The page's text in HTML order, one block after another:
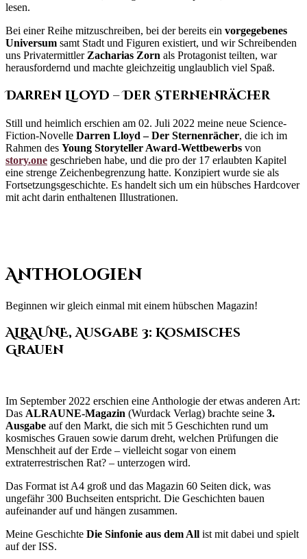
lesen.
Bei einer Reihe mitzuschreiben, bei der bereits ein vorgegebenes
Universum samt Stadt und Figuren existiert, und wir Schreibenden
uns PrivatermittlerZacharias Zorn als Protagonist teilten, war
herausfordernd und machte gleichzeitig unglaublich viel Spaß.
Darren Lloyd – Der Sternenrächer
Still und heimlich erschien am 02. Juli 2022 meine neue Science-
Fiction-Novelle Darren Lloyd – Der Sternenrächer, die ich im
Rahmen des Young Storyteller Award-Wettbewerbs von
story.one geschrieben habe, und die pro der 17 erlaubten Kapitel
eine strenge Zeichenbegrenzung hatte. Konzipiert wurde sie als
Fortsetzungsgeschichte. Es handelt sich um ein hübsches Hardcover
mit acht darin enthaltenen Illustrationen.
Anthologien
Beginnen wir gleich einmal mit einem hübschen Magazin!
ALRAUNE, Ausgabe 3: Kosmisches
Grauen
Im September 2022 erschien eine Anthologie der etwas anderen Art:
Das ALRAUNE-Magazin (Wurdack Verlag) brachte seine 3.
Ausgabe auf den Markt, die sich mit 5 Geschichten rund um
kosmisches Grauen sowie darum dreht, welchen Prüfungen die
Menschheit auf der Erde – vielleicht sogar von einem
extraterrestrischen Rat? – unterzogen wird.
Das Format ist A4 groß und das Magazin 60 Seiten dick, was
ungefähr 300 Buchseiten entspricht. Die Geschichten bauen
aufeinander auf und hängen zusammen.
Meine Geschichte Die Sinfonie aus dem All ist mit dabei und spielt
auf der ISS.